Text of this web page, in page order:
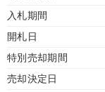
入札期間
開札日
特別売却期間
売却決定日